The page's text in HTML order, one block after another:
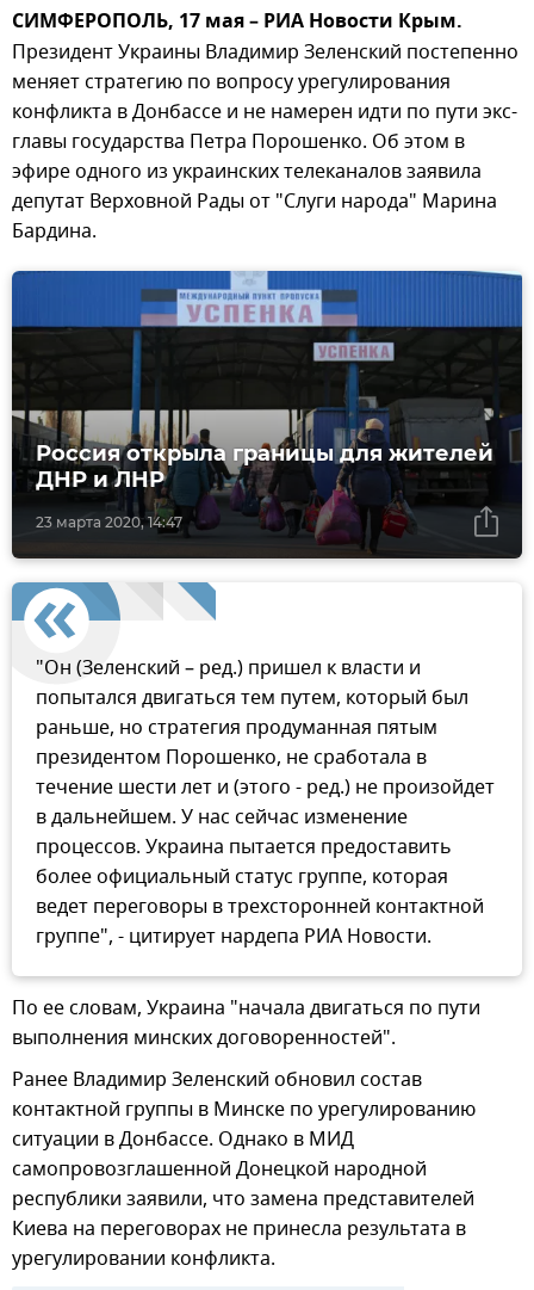
СИМФЕРОПОЛЬ, 17 мая – РИА Новости Крым.
Президент Украины Владимир Зеленский постепенно
меняет стратегию по вопросу урегулирования
конфликта в Донбассе и не намерен идти по пути экс-
главы государства Петра Порошенко. Об этом в
эфире одного из украинских телеканалов заявила
депутат Верховной Рады от "Слуги народа" Марина
Бардина.
23 марта 2020, 14:47
Россия открыла границы для жителей
ДНР и ЛНР
"Он (Зеленский – ред.) пришел к власти и
попытался двигаться тем путем, который был
раньше, но стратегия продуманная пятым
президентом Порошенко, не сработала в
течение шести лет и (этого - ред.) не произойдет
в дальнейшем. У нас сейчас изменение
процессов. Украина пытается предоставить
более официальный статус группе, которая
ведет переговоры в трехсторонней контактной
группе", - цитирует нардепа РИА Новости.
По ее словам, Украина "начала двигаться по пути
выполнения минских договоренностей".
Ранее Владимир Зеленский обновил состав
контактной группы в Минске по урегулированию
ситуации в Донбассе. Однако в МИД
самопровозглашенной Донецкой народной
республики заявили, что замена представителей
Киева на переговорах не принесла результата в
урегулировании конфликта.